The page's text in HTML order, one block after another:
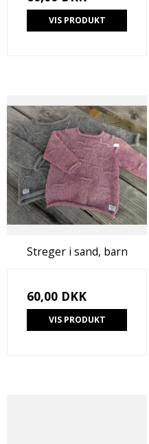
VIS PRODUKT
Streger i sand, barn
60,00 DKK
VIS PRODUKT